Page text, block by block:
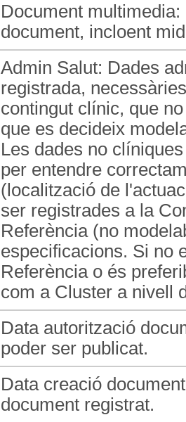
Document
document, incloent
Admin Salut: Dades
registrada,
contingut clínic, que
que es decideix
Les dades no
per entendre
(localització de
ser registrades a la
Referència (no
especificacions. Si no
Referència o és
com a Cluster a nivell
Data autorització
poder ser publicat.
Data creació
document registrat.